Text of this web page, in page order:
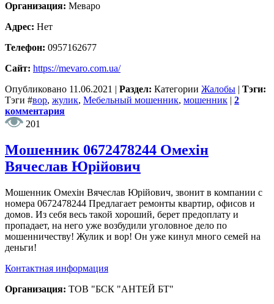
Организация: Меваро
Адрес: Нет
Телефон: 0957162677
Сайт: https://mevaro.com.ua/
Опубликовано 11.06.2021 | Раздел: Категории Жалобы | Тэги:
Тэги #вор, жулик, Мебельный мошенник, мошенник | 2
комментария
201
Мошенник 0672478244 Омехін
Вячеслав Юрійович
Мошенник Омехін Вячеслав Юрійович, звонит в компании с
номера 0672478244 Предлагает ремонты квартир, офисов и
домов. Из себя весь такой хороший, берет предоплату и
пропадает, на него уже возбудили уголовное дело по
мошенничеству! Жулик и вор! Он уже кинул много семей на
деньги!
Контактная информация
Организация: ТОВ "БСК "АНТЕЙ БТ"